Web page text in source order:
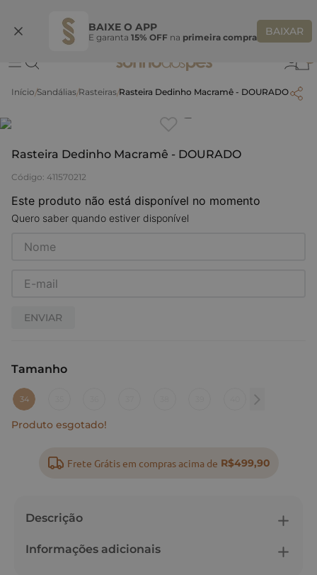
BAIXE O APP
E garanta 15% OFF na primeira compra BAIXAR
BEMVINDASONHO
Sandálias Rasteiras Rasteira Dedinho Macramê - DOURADO
Rasteira Dedinho Macramê - DOURADO
Código: 411570212
Este produto não está disponível no momento
Quero saber quando estiver disponível
ENVIAR
Tamanho
: 34
34
Produto esgotado!
Frete Grátis em compras acima de R$499,90
Descrição
Informações adicionais